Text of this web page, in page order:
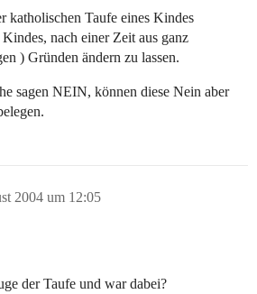
katholischen Taufe eines Kindes
nach einer Zeit aus ganz
) Gründen ändern zu lassen.
sagen NEIN, können diese Nein aber
2004 um 12:05
der Taufe und war dabei?